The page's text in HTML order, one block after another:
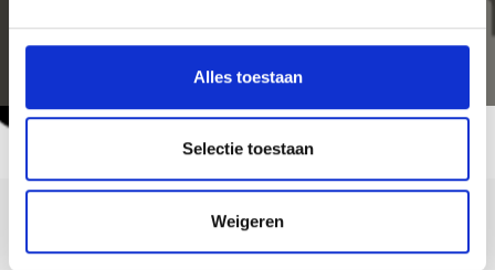
Alles toestaan
Selectie toestaan
Weigeren